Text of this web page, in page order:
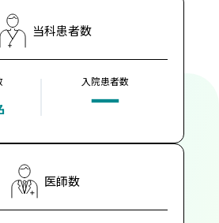
当科患者数
入院患者数
ー
医師数